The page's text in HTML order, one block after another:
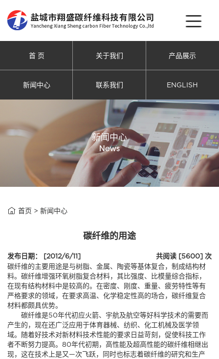
首 页 关于我们 产品展示
新闻中心 联系我们 ENGLISH
新闻中心
News
 首页 > 新闻中心
碳纤维的用途
发布日期： [2012/6/11]
共阅读 [5600] 次
碳纤维的主要用途是与树脂、金属、陶瓷等基体复合，制成结构材
料。碳纤维增强环氧树脂复合材料，其比强度、比模量综合指标，
在现有结构材料中是较高的。在密度、刚度、重量、疲劳特性等有
严格要求的领域，在要求高温、化学稳定性高的场合，碳纤维复合
材料都颇具优势。
碳纤维是50年代初应火箭、宇航及航空等好科学技术的需要而
产生的，现在还广泛应用于体育器械、纺织、化工机械及医学领
域。随着好技术对新材料技术性能的要求日益苛刻，促使科技工作
者不断努力提高。80年代初期，高性能及超高性能的碳纤维相继出
现，这在技术上是又—次飞跃，同时也标志着碳纤维的研究和生产